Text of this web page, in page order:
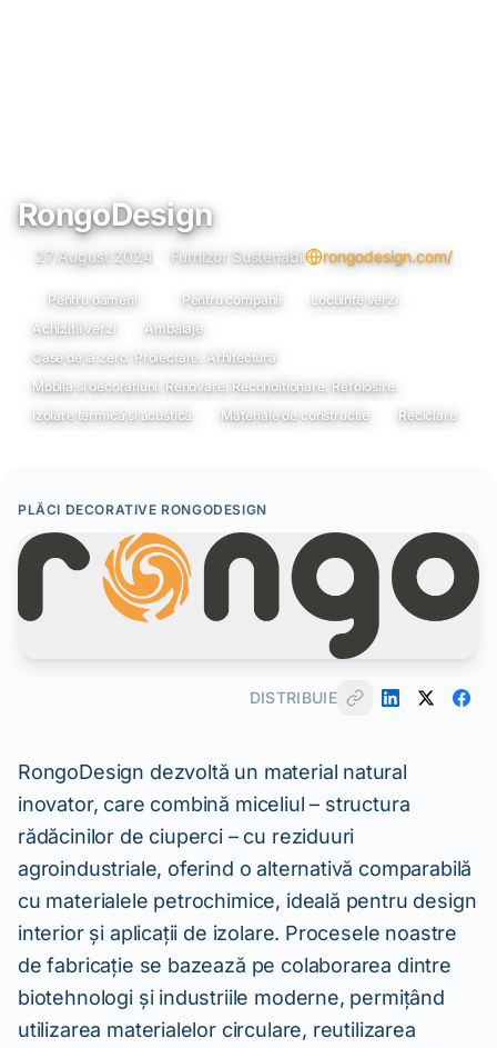
RongoDesign
27 August 2024 Furnizor Sustenabil rongodesign.com/
Pentru oameni Pentru companii
Locuinte verzi
Achizitii verzi
Ambalaje
Case de la zero. Proiectare. Arhitectură
Mobila si decoratiuni. Renovare, Reconditionare, Refolosire.
Izolare termică și acustică
Materiale de constructie Reciclare
PLĂCI DECORATIVE RONGODESIGN
DISTRIBUIE
RongoDesign dezvoltă un material natural
inovator, care combină miceliul – structura
rădăcinilor de ciuperci – cu reziduuri
agroindustriale, oferind o alternativă comparabilă
cu materialele petrochimice, ideală pentru design
interior și aplicații de izolare. Procesele noastre
de fabricație se bazează pe colaborarea dintre
biotehnologi și industriile moderne, permițând
utilizarea materialelor circulare, reutilizarea